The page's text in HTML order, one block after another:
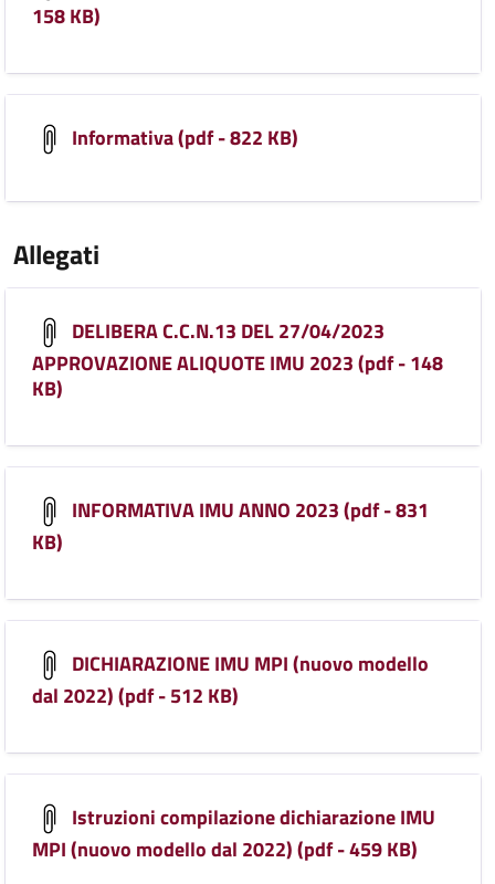
158 KB)
Informativa (pdf - 822 KB)
Allegati
DELIBERA C.C.N.13 DEL 27/04/2023
APPROVAZIONE ALIQUOTE IMU 2023 (pdf - 148
KB)
INFORMATIVA IMU ANNO 2023 (pdf - 831
KB)
DICHIARAZIONE IMU MPI (nuovo modello
dal 2022) (pdf - 512 KB)
Istruzioni compilazione dichiarazione IMU
MPI (nuovo modello dal 2022) (pdf - 459 KB)